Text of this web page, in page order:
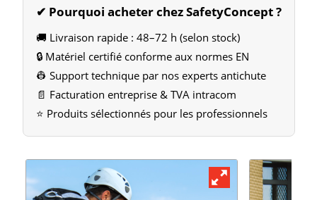
✔ Pourquoi acheter chez SafetyConcept ?
🚚 Livraison rapide : 48–72 h (selon stock)
🔒 Matériel certifié conforme aux normes EN
👷 Support technique par nos experts antichute
📄 Facturation entreprise & TVA intracom
⭐ Produits sélectionnés pour les professionnels